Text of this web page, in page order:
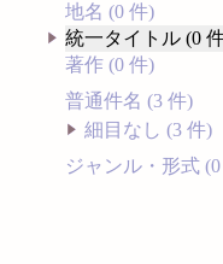
地名 (0 件)
統一タイトル (0
著作 (0 件)
普通件名 (3 件)
細目なし (3 件)
ジャンル・形式